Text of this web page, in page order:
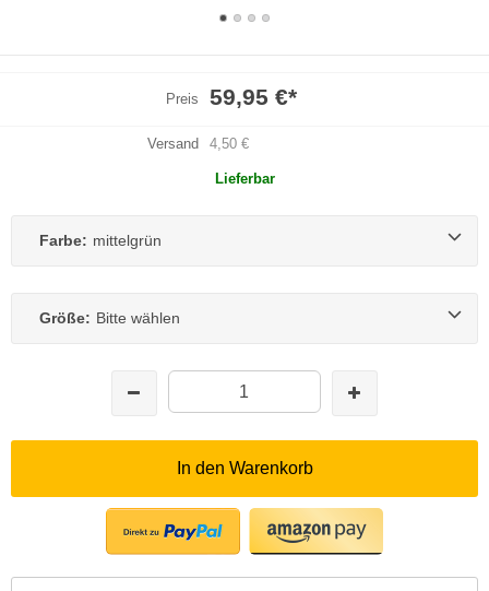
Preis 59,95 €*
Versand 4,50 €
Lieferbar
Farbe: mittelgrün
Größe: Bitte wählen
In den Warenkorb